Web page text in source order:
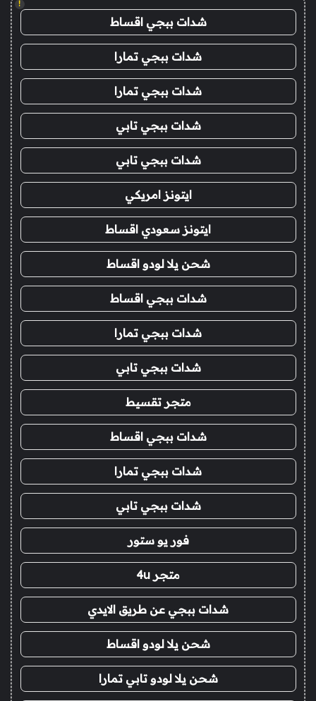
!
شدات ببجي اقساط
شدات ببجي تمارا
شدات ببجي تمارا
شدات ببجي تابي
شدات ببجي تابي
ايتونز امريكي
ايتونز سعودي اقساط
شحن يلا لودو اقساط
شدات ببجي اقساط
شدات ببجي تمارا
شدات ببجي تابي
متجر تقسيط
شدات ببجي اقساط
شدات ببجي تمارا
شدات ببجي تابي
فور يو ستور
متجر 4u
شدات ببجي عن طريق الايدي
شحن يلا لودو اقساط
شحن يلا لودو تابي تمارا